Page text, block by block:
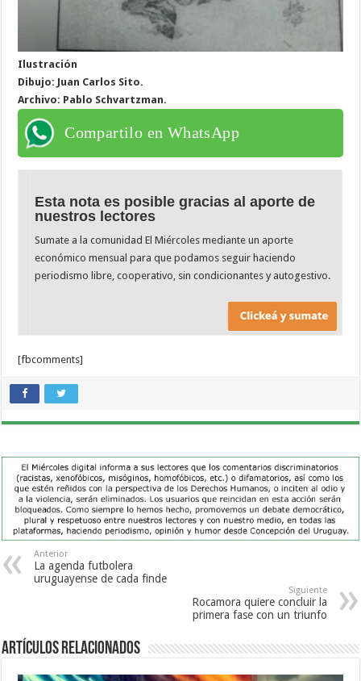
Ilustración
Dibujo: Juan Carlos Sito.
Archivo: Pablo Schvartzman.
Compartilo en WhatsApp
Esta nota es posible gracias al aporte de
nuestros lectores
Sumate a la comunidad El Miércoles mediante un aporte
económico mensual para que podamos seguir haciendo
periodismo libre, cooperativo, sin condicionantes y autogestivo.
[fbcomments]
Anterior
La agenda futbolera
uruguayense de cada finde
Siguiente
Rocamora quiere concluir la
primera fase con un triunfo
Artículos Relacionados